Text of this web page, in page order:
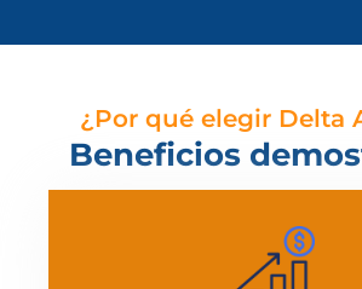
¿Por qué elegir Delta
Beneficios